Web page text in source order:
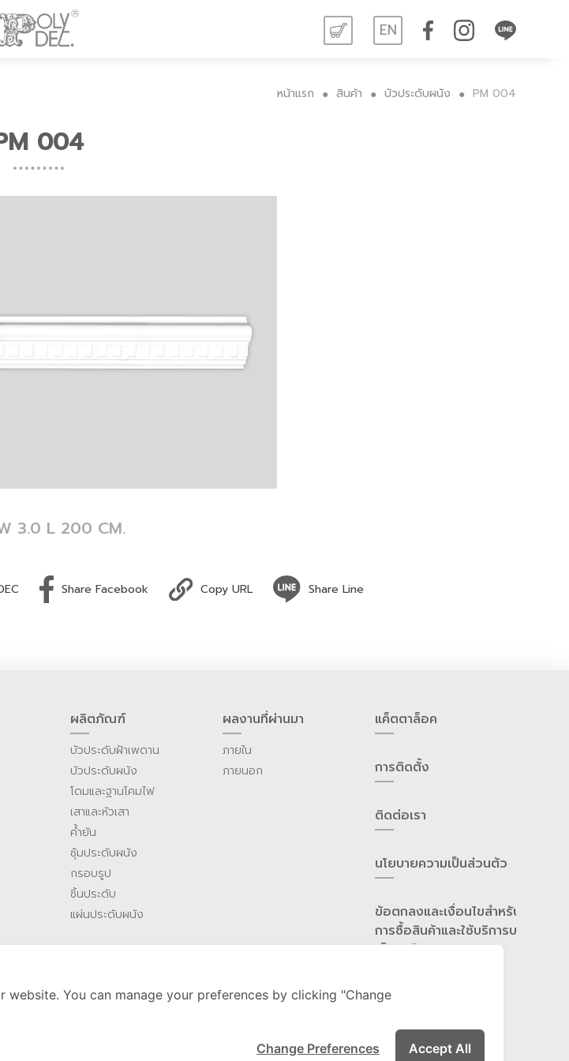
EN
หน้าแรก ● สินค้า ● บัวประดับผนัง ● PM 004
004
3.0 L 200 CM.
Share Facebook Copy URL Share Line
ผลิตภัณฑ์
บัวประดับฝ้าเพดาน
บัวประดับผนัง
โดมและฐานโคมไฟ
เสาและหัวเสา
ค้ำยัน
ซุ้มประดับผนัง
กรอบรูป
ชิ้นประดับ
แผ่นประดับผนัง
ผลงานที่ผ่านมา
ภายใน
ภายนอก
แค็ตตาล็อค
การติดตั้ง
ติดต่อเรา
นโยบายความเป็นส่วนต้ว
ข้อตกลงและเงื่อนไขสำหรับ
การซื้อสินค้าและใช้บริการบน
เว็บไซต์
You can manage your preferences by clicking "Change
Accept All
Change Preferences